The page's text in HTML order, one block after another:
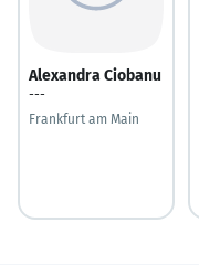
Alexandra Ciobanu
---
Frankfurt am Main